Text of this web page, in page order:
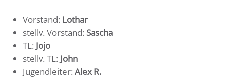
Vorstand: Lothar
stellv. Vorstand: Sascha
TL: Jojo
stellv. TL: John
Jugendleiter: Alex R.